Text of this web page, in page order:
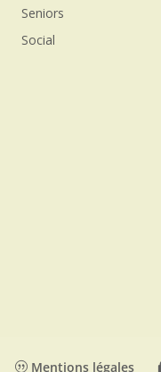
Seniors
Social
Mentions légales